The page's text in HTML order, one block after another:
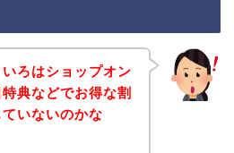
ろはショップオン
典などでお得な割
いないのかな